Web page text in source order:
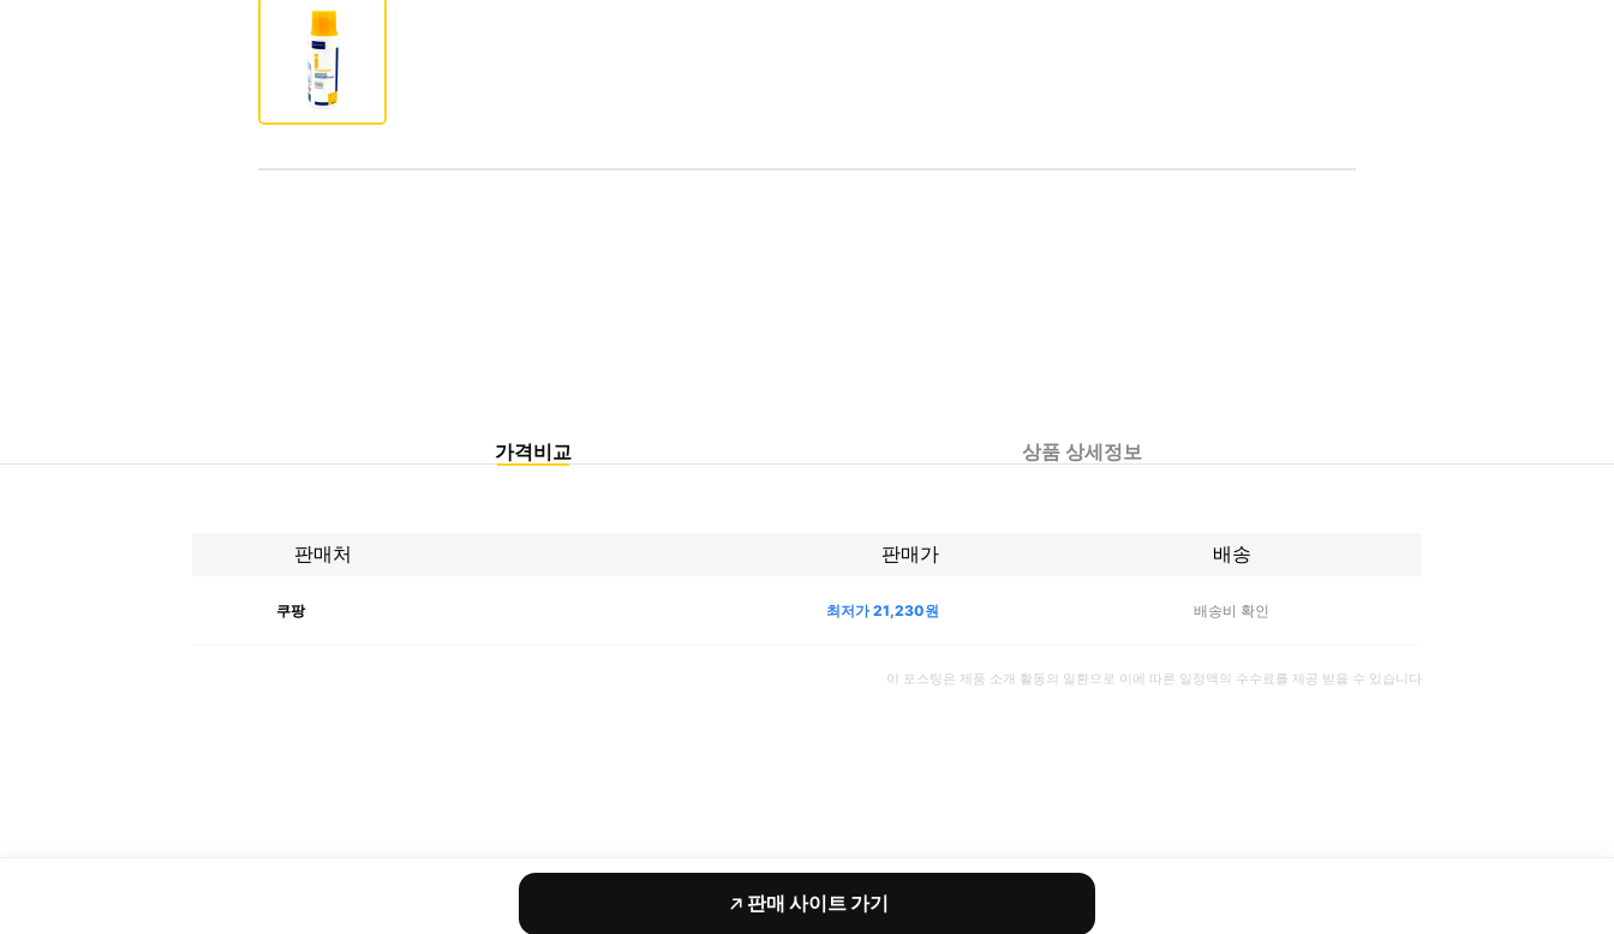
가격비교 상품 상세정보
판매처 판매가 배송
쿠팡 최저가21,230원 배송비 확인
이 포스팅은 제품 소개 활동의 일환으로 이에 따른 일정액의 수수료를 제공 받을 수 있습니다
판매 사이트 가기